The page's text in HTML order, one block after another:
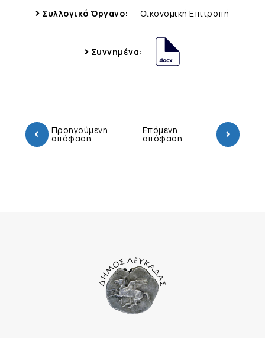
Συλλογικό Όργανο: Οικονομική Επιτροπή
Συννημένα:
Προηγούμενη
απόφαση
Επόμενη
απόφαση